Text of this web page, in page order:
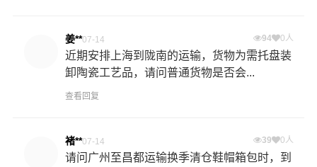
姜**07-14 94 0人
近期安排上海到陇南的运输，货物为需托盘装
卸陶瓷工艺品，请问普通货物是否会...
查看回复
褚**07-14 39 0人
请问广州至昌都运输换季清仓鞋帽箱包时，到